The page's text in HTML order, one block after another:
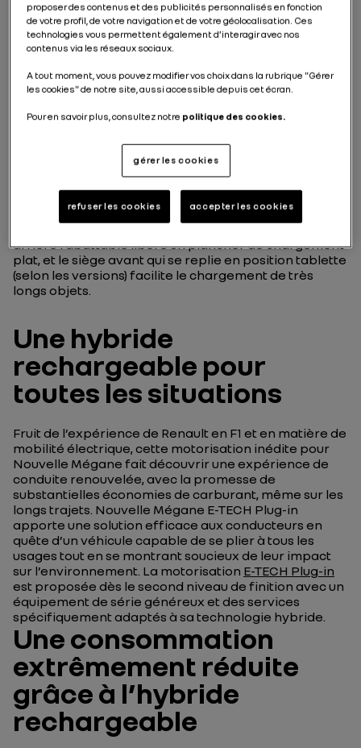
Après 25 ans de succès et plus de 7 millions
entre dans une nouvelle ère avec l’introduction dès
cet été de la motorisation E-TECH Plug-in de 160
motorisationhybride plug-in(PHEV – Plug-In Hybrid
qu’elle est équipée d’une prise destinée à la recharge
de la batterie. Cette dernière affiche une capacité
trajets quotidiens. Et son positionnement sous le
plancher de coffre permet de conserver pleinement
arrière rabattable libère un plancher de chargement
plat, et le siège avant qui se replie en position tablette
(selon les versions) facilite le chargement de très
longs objets.
Une hybride
rechargeable pour
toutes les situations
Fruit de l’expérience de Renault en F1 et en matière de
mobilité électrique, cette motorisation inédite pour
Nouvelle Mégane fait découvrir une expérience de
conduite renouvelée, avec la promesse de
substantielles économies de carburant, même sur les
longs trajets. Nouvelle Mégane E-TECH Plug-in
apporte une solution efficace aux conducteurs en
quête d’un véhicule capable de se plier à tous les
usages tout en se montrant soucieux de leur impact
sur l’environnement. La motorisation E-TECH Plug-in
est proposée dès le second niveau de finition avec un
équipement de série généreux et des services
spécifiquement adaptés à sa technologie hybride.
Une consommation
extrêmement réduite
grâce à l’hybride
rechargeable
proposer des contenus et des publicités personnalisés en fonction
de votre profil, de votre navigation et de votre géolocalisation. Ces
technologies vous permettent également d’interagir avec nos
contenus via les réseaux sociaux.
A tout moment, vous pouvez modifier vos choix dans la rubrique "Gérer
les cookies" de notre site, aussi accessible depuis cet écran.
Pour en savoir plus, consultez notre politique des cookies.
gérer les cookies
refuser les cookies accepter les cookies